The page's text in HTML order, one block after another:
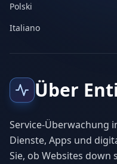
Polski
Italiano
Über
Service-Überwachung
Dienste, Apps und
Sie, ob Websites down